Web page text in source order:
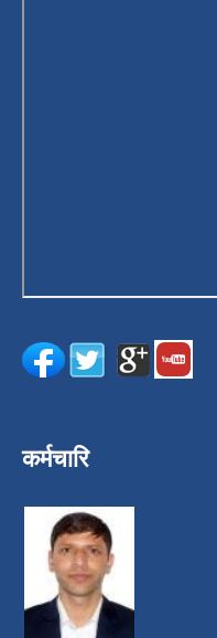
कर्मचारि